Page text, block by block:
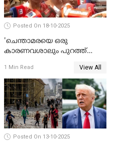
Posted On 18-10-2025
'ചെന്താമരയെ ഒരു
കാരണവശാലും പുറത്ത്
തങ്ങള്‍ക്ക് ഭയമാണ്';
സജിതയുടെ പെണ്‍മക്കള്‍
WATCH VIDEO
1 Min Read View All
Posted On 13-10-2025